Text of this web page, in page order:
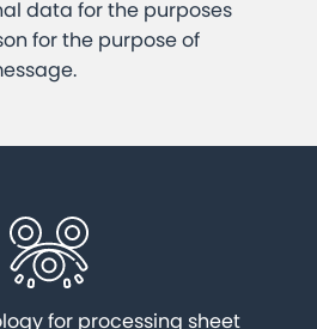
data for the purposes
for the purpose of
for processing sheet